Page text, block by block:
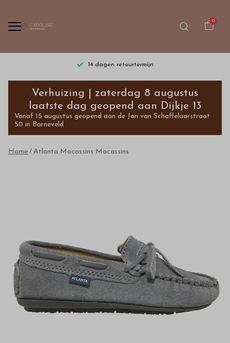
0
14 dagen retourtermijn
Atlanta
Mocassins
Mocassins
hoge
kwaliteit
in
onze
Verhuizing | zaterdag 8 augustus
laatste dag geopend aan Dijkje 13
Vanaf 15 augustus geopend aan de Jan van Schaffelaarstraat
50 in Barneveld
Home Atlanta Mocassins Mocassins